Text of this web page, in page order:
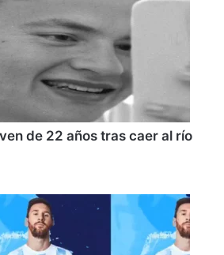
de 22 años tras caer al río